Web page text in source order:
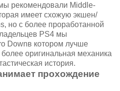
рекомендовали Middle-
имеет схожую экшен/
но с более проработанной
PS4 мы
Downв котором лучше
оригинальная механика
история.
прохождение